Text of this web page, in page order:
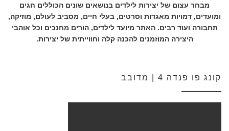
מבחר עצום של יצירות לילדים בנושאים שונים הכוללים חגים
ומועדים, דמויות מאגדות וסרטים, בעלי חיים, מסביב לעולם, מוזיקה,
תחבורה ועוד רבים. האתר מיועד לילדים, הורים מחנכים וכל אוהבי
היצירה המוזמנים להכנה קלה וחווייתית של יצירות.
קונג פו פנדה 4 | מדובב